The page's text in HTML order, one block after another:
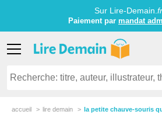
Sur Lire-Demain. fr
Paiement par mandat
accueil lire demain la petite chauve-souris